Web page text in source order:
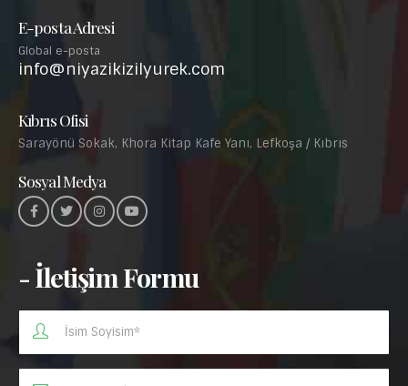
E-posta Adresi
Global e-posta
info@niyazikizilyurek.com
Kıbrıs Ofisi
Sarayönü Sokak, Khora Kitap Kafe Yanı, Lefkoşa / Kıbrıs
Sosyal Medya
- İletişim Formu